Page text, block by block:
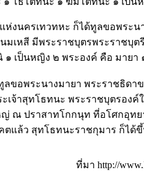
ห่งนครเทวทหะ ก็ได้ทูลขอพระ
มเหสี มีพระราชบุตรพระราชบุ
เป็นหญิง ๒ พระองค์ คือ มายา
ลขอพระนางมายา พระราชธิดา
ะเจ้าสุทโธทนะ พระราชบุตรอง
ญ่ ณ ปราสาทโกกนุท ที่อโศกอุท
ตแล้ว สุทโธทนะราชกุมาร ก็ได้
ที่มา http://